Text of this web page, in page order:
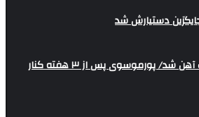
دستیارش شد
ویسی سرمربی ذوب آهن شد/ پورموسوی پس از ۳ هفته کنار